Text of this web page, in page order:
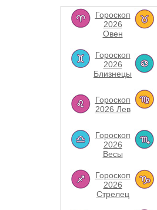
Гороскоп
2026
Овен
Гороскоп
2026
Близнецы
Гороскоп
2026 Лев
Гороскоп
2026
Весы
Гороскоп
2026
Стрелец